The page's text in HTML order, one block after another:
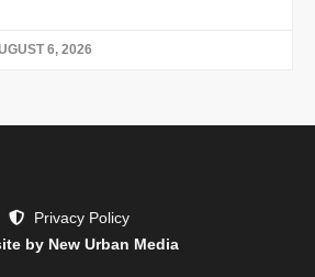
6, 2026
Privacy Policy
by New Urban Media